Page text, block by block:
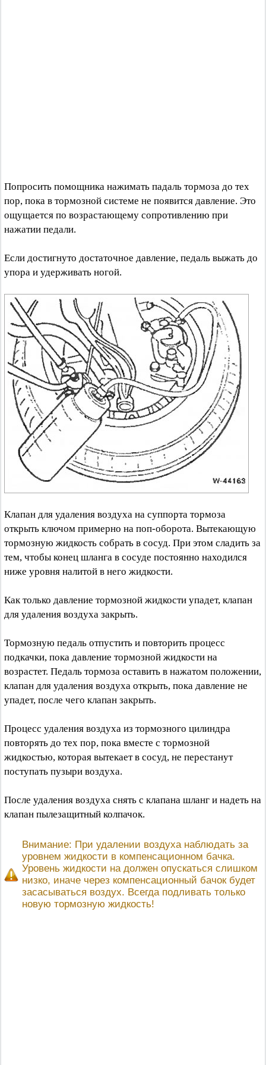
Попросить помощника нажимать падаль тормоза до тех
пор, пока в тормозной системе не появится давление. Это
ощущается по возрастающему сопротивлению при
нажатии педали.
Если достигнуто достаточное давление, педаль выжать до
упора и удерживать ногой.
Клапан для удаления воздуха на суппорта тормоза
открыть ключом примерно на поп-оборота. Вытекающую
тормозную жидкость собрать в сосуд. При этом сладить за
тем, чтобы конец шланга в сосуде постоянно находился
ниже уровня налитой в него жидкости.
Как только давление тормозной жидкости упадет, клапан
для удаления воздуха закрыть.
Тормозную педаль отпустить и повторить процесс
подкачки, пока давление тормозной жидкости на
возрастет. Педаль тормоза оставить в нажатом положении,
клапан для удаления воздуха открыть, пока давление не
упадет, после чего клапан закрыть.
Процесс удаления воздуха из тормозного цилиндра
повторять до тех пор, пока вместе с тормозной
жидкостью, которая вытекает в сосуд, не перестанут
поступать пузыри воздуха.
После удаления воздуха снять с клапана шланг и надеть на
клапан пылезащитный колпачок.
Внимание: При удалении воздуха наблюдать за
уровнем жидкости в компенсационном бачка.
Уровень жидкости на должен опускаться слишком
низко, иначе через компенсационный бачок будет
засасываться воздух. Всегда подливать только
новую тормозную жидкость!